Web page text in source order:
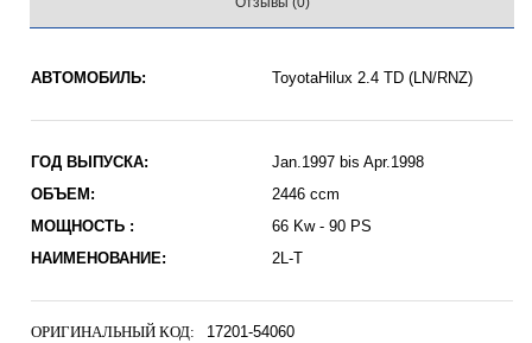
АВТОМОБИЛЬ: ToyotaHilux 2.4 TD (LN/RNZ)
ГОД ВЫПУСКА:
Jan.1997 bis Apr.1998
ОБЪЕМ:
2446 ccm
МОЩНОСТЬ :
66 Kw - 90 PS
НАИМЕНОВАНИЕ:
2L-T
ОРИГИНАЛЬНЫЙ КОД: 17201-54060